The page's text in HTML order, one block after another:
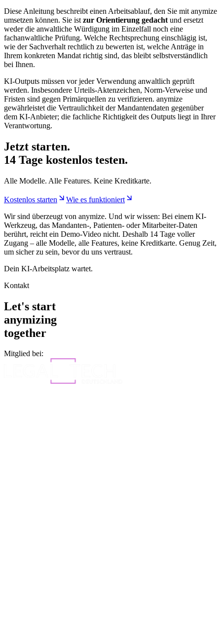
Diese Anleitung beschreibt einen Arbeitsablauf, den Sie mit anymize
umsetzen können. Sie ist zur Orientierung gedacht und ersetzt
weder die anwaltliche Würdigung im Einzelfall noch eine
fachanwaltliche Prüfung. Welche Rechtsprechung einschlägig ist,
wie der Sachverhalt rechtlich zu bewerten ist, welche Anträge in
Ihrem konkreten Mandat richtig sind, das bleibt selbstverständlich
bei Ihnen.
KI-Outputs müssen vor jeder Verwendung anwaltlich geprüft
werden. Insbesondere Urteils-Aktenzeichen, Norm-Verweise und
Fristen sind gegen Primärquellen zu verifizieren. anymize
gewährleistet die Vertraulichkeit der Mandantendaten gegenüber
dem KI-Anbieter; die fachliche Richtigkeit des Outputs liegt in Ihrer
Verantwortung.
Jetzt starten.
14 Tage kostenlos testen.
Alle Modelle. Alle Features. Keine Kreditkarte.
Kostenlos starten
Wie es funktioniert
Wir sind überzeugt von anymize. Und wir wissen: Bei einem KI-
Werkzeug, das Mandanten-, Patienten- oder Mitarbeiter-Daten
berührt, reicht ein Demo-Video nicht. Deshalb 14 Tage voller
Zugang – alle Modelle, alle Features, keine Kreditkarte. Genug Zeit,
um sicher zu sein, bevor du uns vertraust.
Dein KI-Arbeitsplatz wartet.
Kontakt
Let's start
anymizing
together
Mitglied bei: